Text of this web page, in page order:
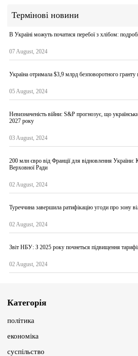
Термінові новини
В Україні можуть початися перебої з хлібом:
07 August, 2024
Україна отримала $3,9 млрд безповоротного
05 August, 2024
Невизначеність війни: S&P прогнозує, що
2027 року
03 August, 2024
200 млн євро від Франції для відновлення України:
Верховної Ради
02 August, 2024
Туреччина завершила ратифікацію угоди про зону
02 August, 2024
Звіт НБУ: З 2025 року почнеться підвищення
02 August, 2024
Категорія
політика
економіка
суспільство